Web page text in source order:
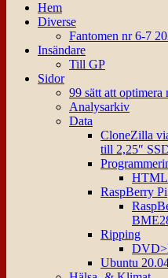
Hem
Diverse
Fantomen nr 6-7
Insändare
Till GP
Sidor
99 sätt att optimera
Analysarkiv
Data
CloneZilla
till 2,25″
HTML
RaspBerry Pi
Ripping
Ubuntu